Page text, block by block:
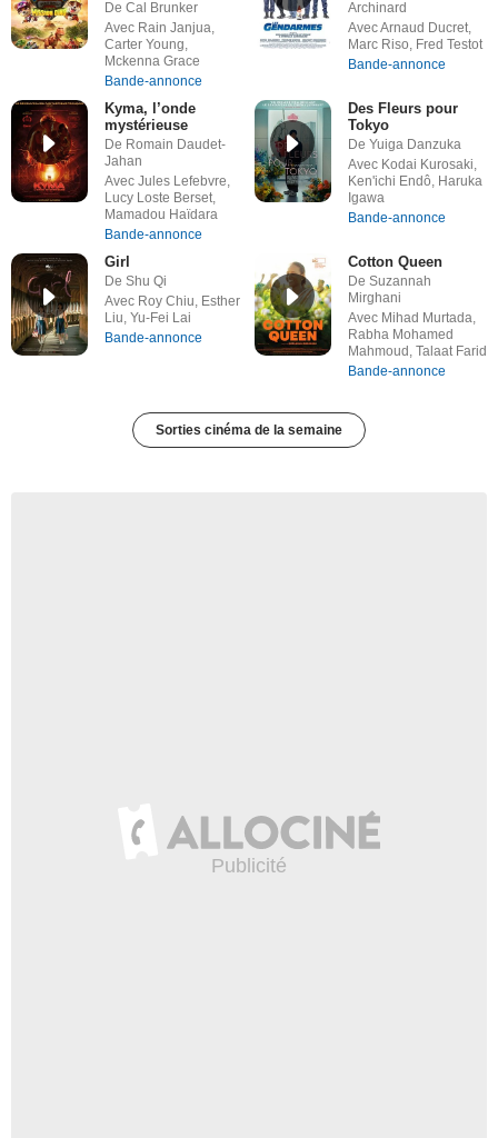
De Cal Brunker
Avec Rain Janjua,
Carter Young,
Mckenna Grace
Bande-annonce
Archinard
Avec Arnaud Ducret,
Marc Riso, Fred Testot
Bande-annonce
Kyma, l’onde
mystérieuse
De Romain Daudet-
Jahan
Avec Jules Lefebvre,
Lucy Loste Berset,
Mamadou Haïdara
Bande-annonce
Des Fleurs pour
Tokyo
De Yuiga Danzuka
Avec Kodai Kurosaki,
Ken'ichi Endô, Haruka
Igawa
Bande-annonce
Girl
De Shu Qi
Avec Roy Chiu, Esther
Liu, Yu-Fei Lai
Bande-annonce
Cotton Queen
De Suzannah
Mirghani
Avec Mihad Murtada,
Rabha Mohamed
Mahmoud, Talaat Farid
Bande-annonce
Sorties cinéma de la semaine